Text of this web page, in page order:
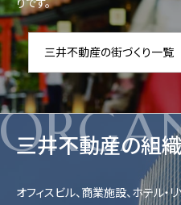
三井不動産の街づくり一覧
三井不動産の組
オフィスビル、商業施設、ホテル・